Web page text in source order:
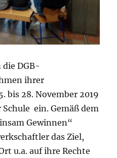
die DGB-
ihrer
bis 28. November 2019
ein. Gemäß dem
Gewinnen“
das Ziel,
u.a. auf ihre Rechte